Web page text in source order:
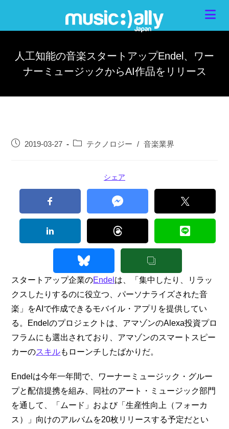
人工知能の音楽スタートアップEndel、ワー
ナーミュージックからAI作品をリリース
2019-03-27 テクノロジー / 音楽業界
シェア
スタートアップ企業のEndel は、「集中したり、リラッ
クスしたりするのに役立つ、パーソナライズされた音
楽」をAIで作成できるモバイル・アプリを提供してい
る。Endelのプロジェクトは、アマゾンのAlexa投資プロ
フラムにも選出されており、アマゾンのスマートスピー
カーのスキルもローンチしたばかりだ。
Endelは今年一年間で、ワーナーミュージック・グルー
プと配信提携を組み、同社のアート・ミュージック部門
を通して、「ムード」および「生産性向上（フォーカ
ス）」向けのアルバムを20枚リリースする予定だとい